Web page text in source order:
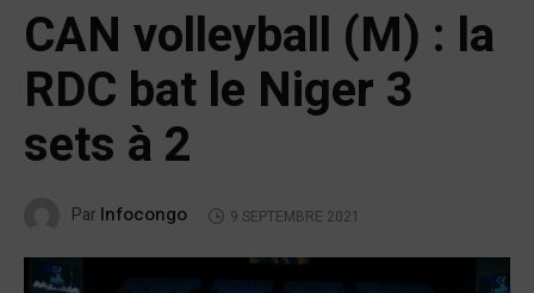
CAN volleyball (M) : la
RDC bat le Niger 3
sets à 2
Par Infocongo 9 SEPTEMBRE 2021